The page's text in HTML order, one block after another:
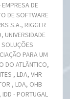
DE
DE SOFTWARE
S.A., RIGGER
UNIVERSIDADE
PARA UM
DO ATLÂNTICO,
, LDA, VHR
, LDA, OHB
- PORTUGAL